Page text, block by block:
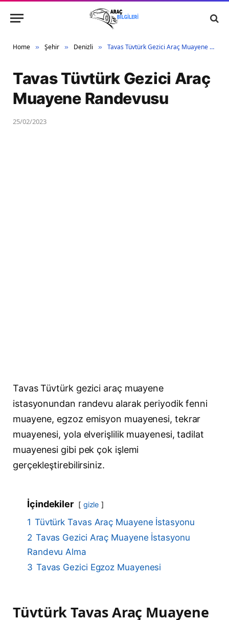
Home » Şehir » Denizli » Tavas Tüvtürk Gezici Araç Muayene Randevusu
Tavas Tüvtürk Gezici Araç
Muayene Randevusu
25/02/2023
Tavas Tüvtürk gezici araç muayene
istasyonundan randevu alarak periyodik fenni
muayene, egzoz emisyon muayenesi, tekrar
muayenesi, yola elverişlilik muayenesi, tadilat
muayenesi gibi pek çok işlemi
gerçekleştirebilirsiniz.
İçindekiler gizle
1 Tüvtürk Tavas Araç Muayene İstasyonu
2 Tavas Gezici Araç Muayene İstasyonu
Randevu Alma
3 Tavas Gezici Egzoz Muayenesi
Tüvtürk Tavas Araç Muayene